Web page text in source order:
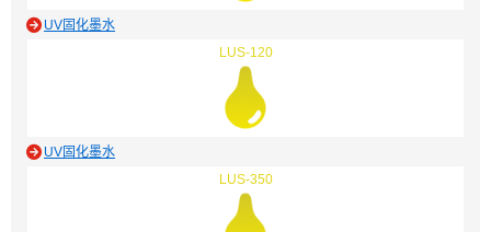
UV固化墨水
LUS-120
UV固化墨水
LUS-350